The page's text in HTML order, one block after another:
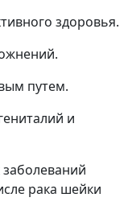
здоровья.
путем.
и
рака шейки